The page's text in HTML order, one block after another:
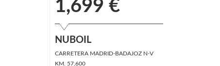
1,699 €
NUBOIL
CARRETERA MADRID-BADAJOZ N-V
KM. 57,600